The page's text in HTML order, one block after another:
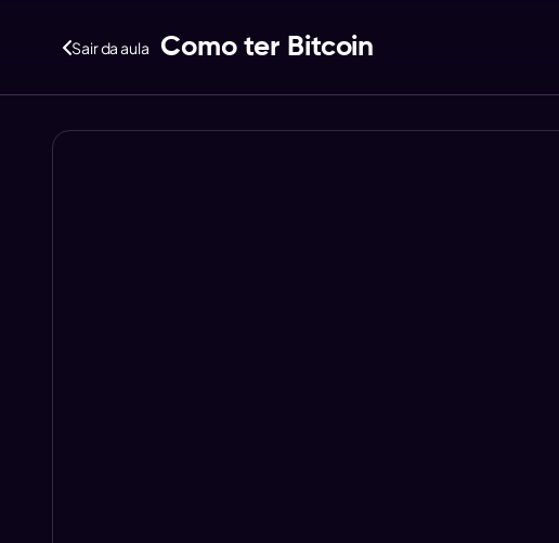
Sair da aula Como ter Bitcoin